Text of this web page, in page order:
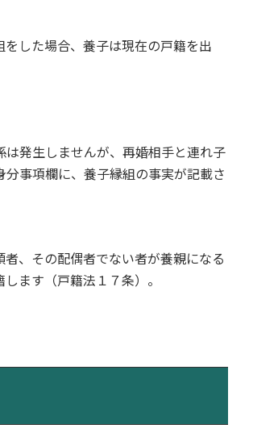
した場合、養子は現在の戸籍を出
発生しませんが、再婚相手と連れ子
事項欄に、養子縁組の事実が記載さ
、その配偶者でない者が養親になる
ます（戸籍法１７条）。